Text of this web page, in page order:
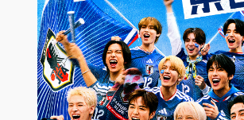
OFFICIAL STORE
LAPONE STORE
JO1 MAIL